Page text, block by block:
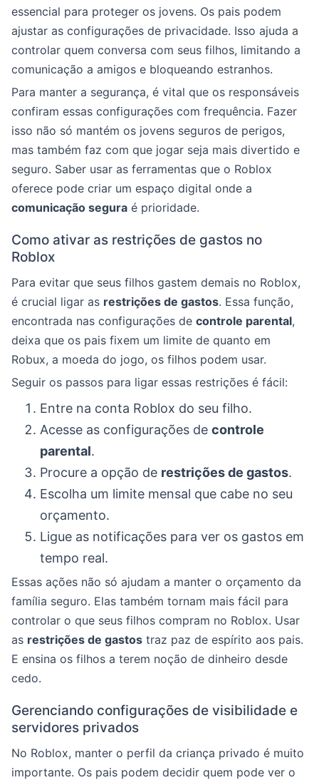
essencial para proteger os jovens. Os pais podem
ajustar as configurações de privacidade. Isso ajuda a
controlar quem conversa com seus filhos, limitando a
comunicação a amigos e bloqueando estranhos.
Para manter a segurança, é vital que os responsáveis
confiram essas configurações com frequência. Fazer
isso não só mantém os jovens seguros de perigos,
mas também faz com que jogar seja mais divertido e
seguro. Saber usar as ferramentas que o Roblox
oferece pode criar um espaço digital onde a
comunicação segura é prioridade.
Como ativar as restrições de gastos no
Roblox
Para evitar que seus filhos gastem demais no Roblox,
é crucial ligar as restrições de gastos. Essa função,
encontrada nas configurações de controle parental,
deixa que os pais fixem um limite de quanto em
Robux, a moeda do jogo, os filhos podem usar.
Seguir os passos para ligar essas restrições é fácil:
Entre na conta Roblox do seu filho.
Acesse as configurações de controle
parental.
Procure a opção de restrições de gastos.
Escolha um limite mensal que cabe no seu
orçamento.
Ligue as notificações para ver os gastos em
tempo real.
Essas ações não só ajudam a manter o orçamento da
família seguro. Elas também tornam mais fácil para
controlar o que seus filhos compram no Roblox. Usar
as restrições de gastos traz paz de espírito aos pais.
E ensina os filhos a terem noção de dinheiro desde
cedo.
Gerenciando configurações de visibilidade e
servidores privados
No Roblox, manter o perfil da criança privado é muito
importante. Os pais podem decidir quem pode ver o